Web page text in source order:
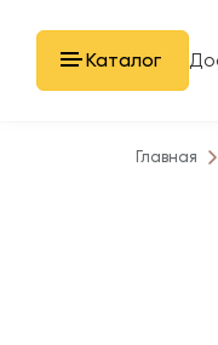
Каталог
Главная